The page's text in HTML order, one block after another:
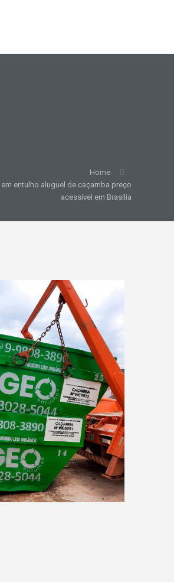
Home
entulho aluguel de caçamba preço
acessível em Brasília